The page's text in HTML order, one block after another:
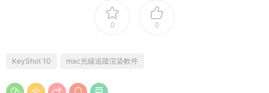
0 0
KeyShot 10 mac光線追蹤渲染軟件